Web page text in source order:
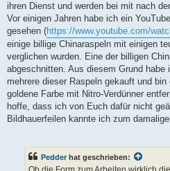
ihren Dienst und werden bei mit nach
Vor einigen Jahren habe ich ein
gesehen (https://www.youtube.com/
einige billige Chinaraspeln mit einigen
verglichen wurden. Eine der billigen
abgeschnitten. Aus diesem Grund
mehrere dieser Raspeln gekauft und
goldene Farbe mit Nitro-Verdünner
hoffe, dass ich von Euch dafür nicht
Bildhauerfeilen kannte ich zum
Pedder hat geschrieben: